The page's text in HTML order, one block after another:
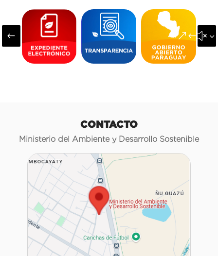
#
CONTACTO
Ministerio del Ambiente y Desarrollo Sostenible